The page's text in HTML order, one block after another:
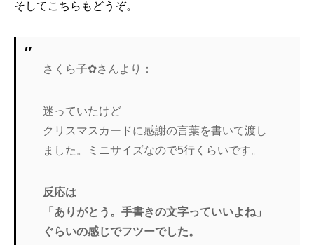
そしてこちらもどうぞ。
さくら子✿さんより：
迷っていたけど
クリスマスカードに感謝の言葉を書いて渡し
ました。ミニサイズなので5行くらいです。
反応は
「ありがとう。手書きの文字っていいよね」
ぐらいの感じでフツーでした。